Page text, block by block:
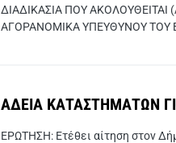
ΔΙΑΔΙΚΑΣΙΑ ΠΟΥ
ΑΓΟΡΑΝΟΜΙΚΑ ΥΠΕΥΘΥΝΟΥ ΤΟΥ
ΑΔΕΙΑ ΚΑΤΑΣΤΗΜΑΤΩΝ
ΕΡΩΤΗΣΗ: Ετέθει αίτηση στον